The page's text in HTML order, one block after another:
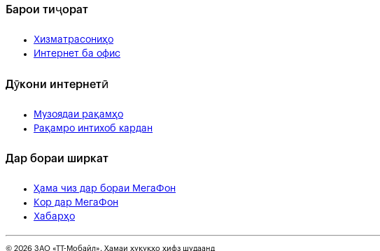
Барои тиҷорат
Хизматрасониҳо
Интернет ба офис
Дӯкони интернетӣ
Музоядаи рақамҳо
Рақамро интихоб кардан
Дар бораи ширкат
Ҳама чиз дар бораи МегаФон
Кор дар МегаФон
Хабарҳо
© 2026 ЗАО «ТТ-Мобайл». Ҳамаи ҳуқуқҳо ҳифз шудаанд